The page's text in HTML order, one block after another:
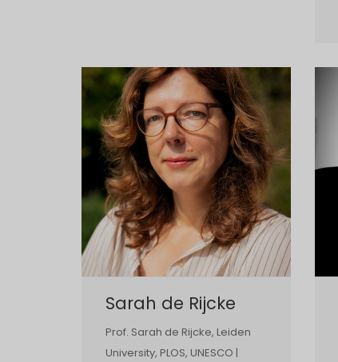
Sarah de Rijcke
Prof. Sarah de Rijcke, Leiden
University, PLOS, UNESCO |